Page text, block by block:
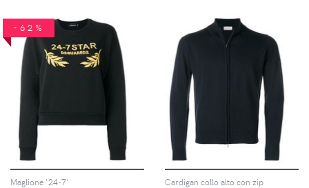
-62%
Maglione '24-7' Cardigan collo alto con zip